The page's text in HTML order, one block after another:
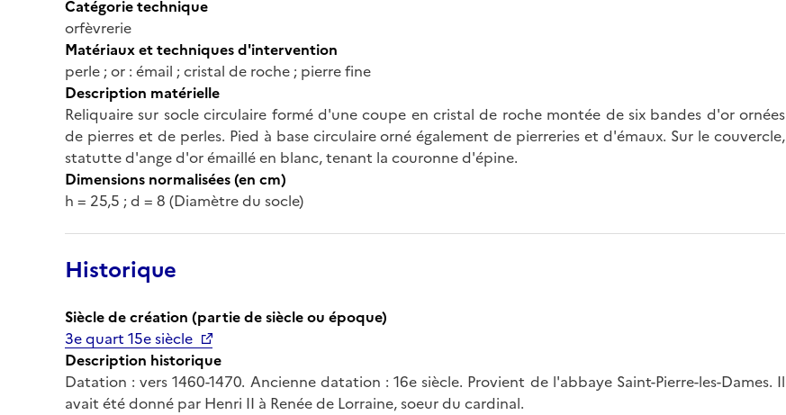
Catégorie technique
orfèvrerie
Matériaux et techniques d'intervention
perle ; or : émail ; cristal de roche ; pierre fine
Description matérielle
Reliquaire sur socle circulaire formé d'une coupe en cristal de roche montée de six bandes d'or ornées
de pierres et de perles. Pied à base circulaire orné également de pierreries et d'émaux. Sur le couvercle,
statutte d'ange d'or émaillé en blanc, tenant la couronne d'épine.
Dimensions normalisées (en cm)
h = 25,5 ; d = 8 (Diamètre du socle)
Historique
Siècle de création (partie de siècle ou époque)
3e quart 15e siècle
Description historique
Datation : vers 1460-1470. Ancienne datation : 16e siècle. Provient de l'abbaye Saint-Pierre-les-Dames. Il
avait été donné par Henri II à Renée de Lorraine, soeur du cardinal.